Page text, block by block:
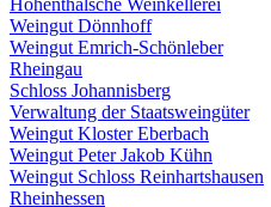
Hohenthalsche Weinkellerei
Weingut Dönnhoff
Weingut Emrich-Schönleber
Rheingau
Schloss Johannisberg
Verwaltung der Staatsweingüter
Weingut Kloster Eberbach
Weingut Peter Jakob Kühn
Weingut Schloss Reinhartshausen
Rheinhessen